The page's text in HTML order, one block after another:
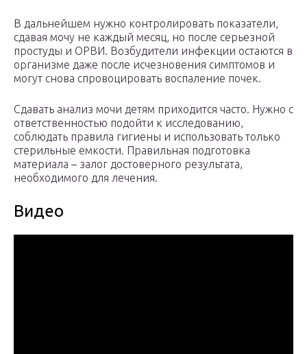
В дальнейшем нужно контролировать показатели,
сдавая мочу не каждый месяц, но после серьезной
простуды и ОРВИ. Возбудители инфекции остаются в
организме даже после исчезновения симптомов и
могут снова спровоцировать воспаление почек.
Сдавать анализ мочи детям приходится часто. Нужно с
ответственностью подойти к исследованию,
соблюдать правила гигиены и использовать только
стерильные емкости. Правильная подготовка
материала – залог достоверного результата,
необходимого для лечения.
Видео